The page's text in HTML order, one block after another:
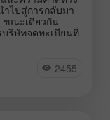
ไปสู่การกลับมา
ขณะเดียวกัน
ริษัทจดทะเบียนที่
2455